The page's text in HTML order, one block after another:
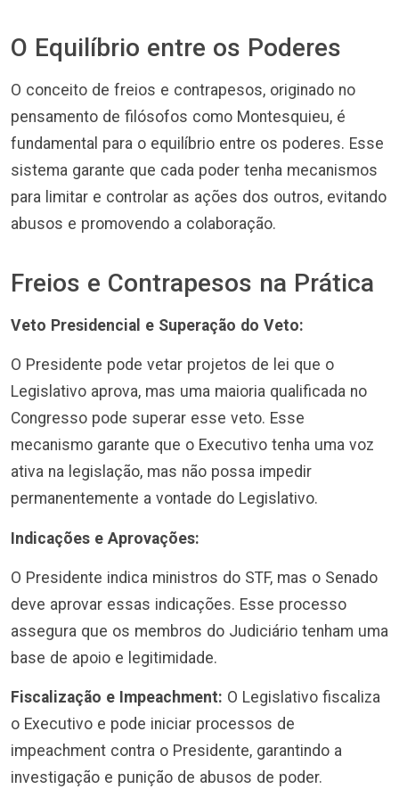
O Equilíbrio entre os Poderes
O conceito de freios e contrapesos, originado no
pensamento de filósofos como Montesquieu, é
fundamental para o equilíbrio entre os poderes. Esse
sistema garante que cada poder tenha mecanismos
para limitar e controlar as ações dos outros, evitando
abusos e promovendo a colaboração.
Freios e Contrapesos na Prática
Veto Presidencial e Superação do Veto:
O Presidente pode vetar projetos de lei que o
Legislativo aprova, mas uma maioria qualificada no
Congresso pode superar esse veto. Esse
mecanismo garante que o Executivo tenha uma voz
ativa na legislação, mas não possa impedir
permanentemente a vontade do Legislativo.
Indicações e Aprovações:
O Presidente indica ministros do STF, mas o Senado
deve aprovar essas indicações. Esse processo
assegura que os membros do Judiciário tenham uma
base de apoio e legitimidade.
Fiscalização e Impeachment: O Legislativo fiscaliza
o Executivo e pode iniciar processos de
impeachment contra o Presidente, garantindo a
investigação e punição de abusos de poder.